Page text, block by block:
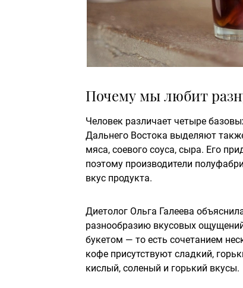
Почему мы любит
Человек различает четыре
Дальнего Востока выделяют
мяса, соевого соуса, сыра. Его
поэтому производители
вкус продукта.
Диетолог Ольга Галеева
разнообразию вкусовых
букетом — то есть сочетанием
кофе присутствуют сладкий,
кислый, соленый и горький вкусы.